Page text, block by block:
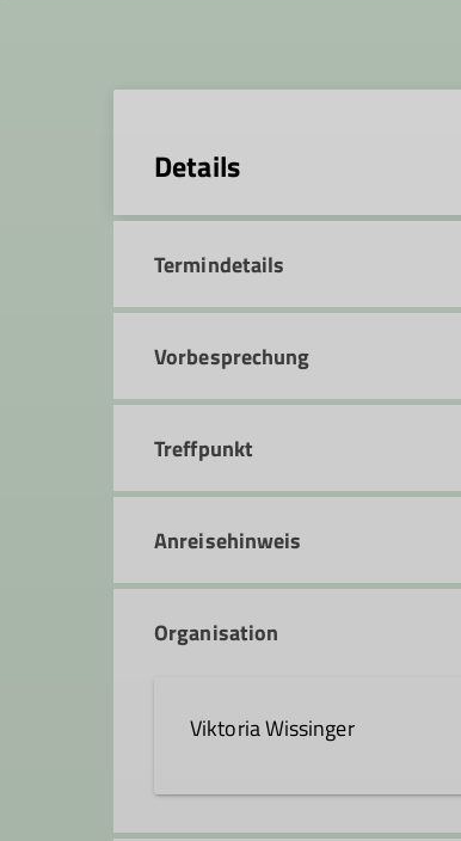
Details
Termindetails
Vorbesprechung
Treffpunkt
Anreisehinweis
Organisation
Viktoria Wissinger